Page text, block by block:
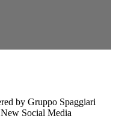
by Gruppo Spaggiari
Social Media